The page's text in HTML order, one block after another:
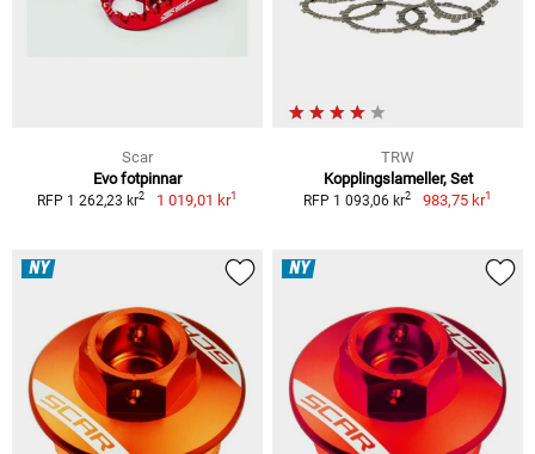
Scar
Evo fotpinnar
RFP 1 262,23 kr2 1 019,01 kr1
TRW
Kopplingslameller, Set
RFP 1 093,06 kr2 983,75 kr1
NY NY